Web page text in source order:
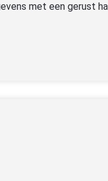
met een gerust